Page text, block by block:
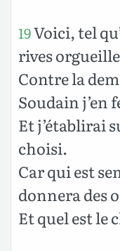
19Voici, tel
rives
Contre la
Soudain j’en
Et j’établirai
choisi.
Car qui est
donnera des
Et quel est le